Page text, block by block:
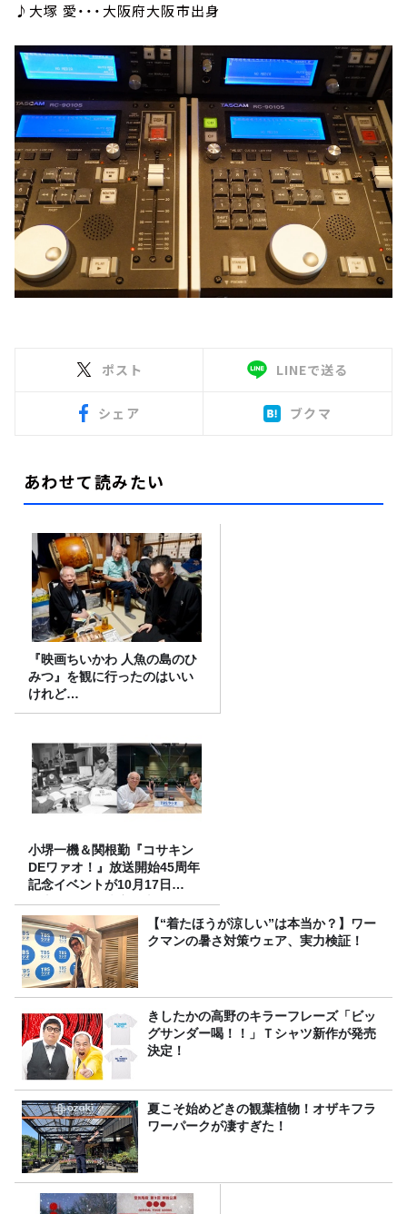
♪大塚 愛・・・大阪府大阪市出身
ポスト LINEで送る
シェア ブクマ
あわせて読みたい
『映画ちいかわ 人魚の島のひ
みつ』を観に行ったのはいい
けれど…
小堺一機＆関根勤『コサキン
DEワァオ！』放送開始45周年
記念イベントが10月17日
（土）に開催決定！本日より
FC先行受付スタート！【“着たほうが涼しい”は本当か？】ワー
クマンの暑さ対策ウェア、実力検証！
きしたかの高野のキラーフレーズ「ビッ
グサンダー喝！！」Ｔシャツ新作が発売
決定！
夏こそ始めどきの観葉植物！オザキフラ
ワーパークが凄すぎた！